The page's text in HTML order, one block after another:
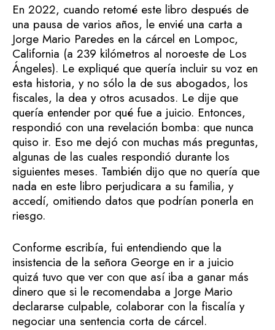
En 2022, cuando retomé este libro después de
una pausa de varios años, le envié una carta a
Jorge Mario Paredes en la cárcel en Lompoc,
California (a 239 kilómetros al noroeste de Los
Ángeles). Le expliqué que quería incluir su voz en
esta historia, y no sólo la de sus abogados, los
fiscales, la dea y otros acusados. Le dije que
quería entender por qué fue a juicio. Entonces,
respondió con una revelación bomba: que nunca
quiso ir. Eso me dejó con muchas más preguntas,
algunas de las cuales respondió durante los
siguientes meses. También dijo que no quería que
nada en este libro perjudicara a su familia, y
accedí, omitiendo datos que podrían ponerla en
riesgo.
Conforme escribía, fui entendiendo que la
insistencia de la señora George en ir a juicio
quizá tuvo que ver con que así iba a ganar más
dinero que si le recomendaba a Jorge Mario
declararse culpable, colaborar con la fiscalía y
negociar una sentencia corta de cárcel.